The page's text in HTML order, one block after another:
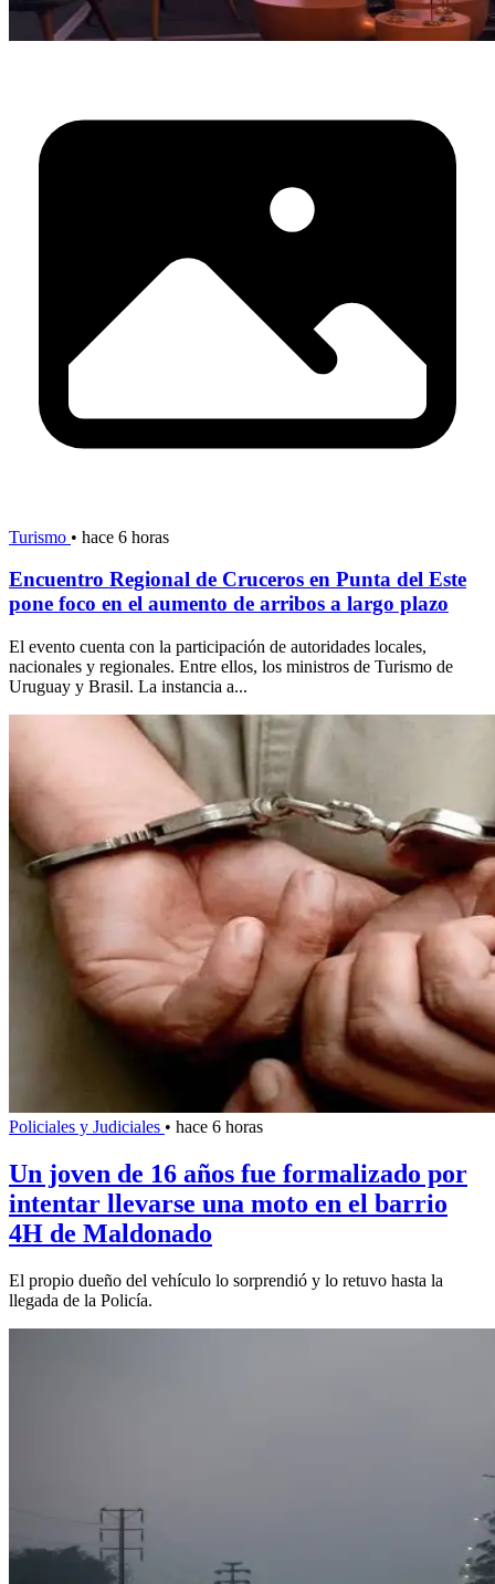
Turismo • hace 6 horas
Encuentro Regional de Cruceros en Punta del Este
pone foco en el aumento de arribos a largo plazo
El evento cuenta con la participación de autoridades locales,
nacionales y regionales. Entre ellos, los ministros de Turismo de
Uruguay y Brasil. La instancia a...
Policiales y Judiciales • hace 6 horas
Un joven de 16 años fue formalizado por
intentar llevarse una moto en el barrio
4H de Maldonado
El propio dueño del vehículo lo sorprendió y lo retuvo hasta la
llegada de la Policía.